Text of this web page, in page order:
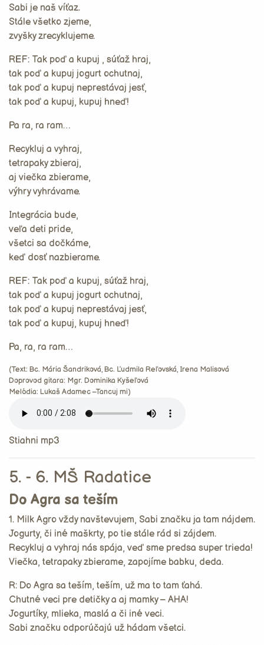
Sabi je naš víťaz.
Stále všetko zjeme,
zvyšky zrecyklujeme.
REF: Tak poď a kupuj , súťaž hraj,
tak poď a kupuj jogurt ochutnaj,
tak poď a kupuj neprestávaj jesť,
tak poď a kupuj, kupuj hneď!
Pa ra, ra ram…
Recykluj a vyhraj,
tetrapaky zbieraj,
aj viečka zbierame,
výhry vyhrávame.
Integrácia bude,
veľa deti pride,
všetci sa dočkáme,
keď dosť nazbierame.
REF: Tak poď a kupuj, súťaž hraj,
tak poď a kupuj jogurt ochutnaj,
tak poď a kupuj neprestávaj jesť,
tak poď a kupuj, kupuj hneď!
Pa, ra, ra ram…
(Text: Bc. Mária Šandriková, Bc. Ľudmila Reľovská, Irena Malisová
Doprovod gitara: Mgr. Dominika Kyšeľová
Melódia: Lukaš Adamec –Tancuj mi)
Stiahni mp3
5. - 6. MŠ Radatice
Do Agra sa teším
1. Milk Agro vždy navštevujem, Sabi značku ja tam nájdem.
Jogurty, či iné maškrty, po tie stále rád si zájdem.
Recykluj a vyhraj nás spája, veď sme predsa super trieda!
Viečka, tetrapaky zbierame, zapojíme babku, deda.
R: Do Agra sa teším, teším, už ma to tam ťahá.
Chutné veci pre detičky a aj mamky – AHA!
Jogurtíky, mlieka, maslá a či iné veci.
Sabi značku odporúčajú už hádam všetci.